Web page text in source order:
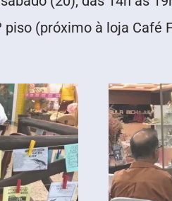
piso (próximo à loja Café